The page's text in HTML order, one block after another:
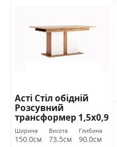
Асті Стіл обідній
Розсувний
трансформер 1,5х0,9
Дуб крафт/білий
глянець Міромарк
Ширина
150.0см
Висота
73.5см
Глибина
90.0см